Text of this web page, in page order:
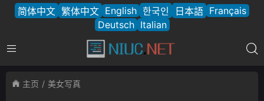
简体中文 繁体中文 English 한국인 日本語 Français
Deutsch Italian
主页 美女写真